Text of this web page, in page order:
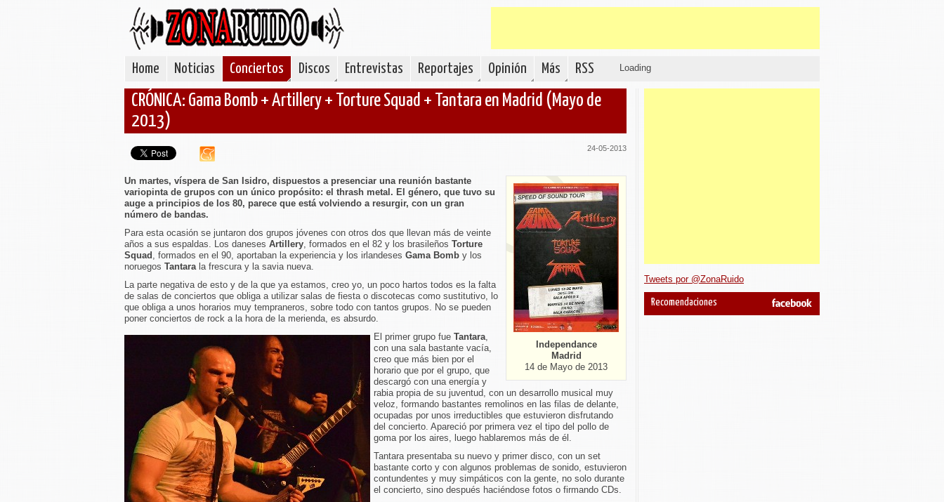
Home Noticias Conciertos Discos Entrevistas Reportajes Opinión Más RSS Loading
CRÓNICA: Gama Bomb + Artillery + Torture Squad + Tantara en Madrid (Mayo de
2013)
24-05-2013
Independance
Madrid
14 de Mayo de 2013
Un martes, víspera de San Isidro, dispuestos a presenciar una reunión bastante
variopinta de grupos con un único propósito: el thrash metal. El género, que tuvo su
auge a principios de los 80, parece que está volviendo a resurgir, con un gran
número de bandas.
Para esta ocasión se juntaron dos grupos jóvenes con otros dos que llevan más de veinte
años a sus espaldas. Los daneses Artillery, formados en el 82 y los brasileños Torture
Squad , formados en el 90, aportaban la experiencia y los irlandeses Gama Bomb y los
noruegos Tantarala frescura y la savia nueva.
La parte negativa de esto y de la que ya estamos, creo yo, un poco hartos todos es la falta
de salas de conciertos que obliga a utilizar salas de fiesta o discotecas como sustitutivo, lo
que obliga a unos horarios muy tempraneros, sobre todo con tantos grupos. No se pueden
poner conciertos de rock a la hora de la merienda, es absurdo.
El primer grupo fue Tantara,
con una sala bastante vacía,
creo que más bien por el
horario que por el grupo, que
descargó con una energía y
rabia propia de su juventud, con un desarrollo musical muy
veloz, formando bastantes remolinos en las filas de delante,
ocupadas por unos irreductibles que estuvieron disfrutando
del concierto. Apareció por primera vez el tipo del pollo de
goma por los aires, luego hablaremos más de él.
Tantara presentaba su nuevo y primer disco, con un set
bastante corto y con algunos problemas de sonido, estuvieron
contundentes y muy simpáticos con la gente, no solo durante
el concierto, sino después haciéndose fotos o firmando CDs.
Tweets por @ZonaRuido
Recomendaciones